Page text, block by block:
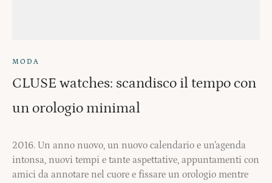
MODA
CLUSE watches: scandisco il tempo con
un orologio minimal
2016. Un anno nuovo, un nuovo calendario e un’agenda
intonsa, nuovi tempi e tante aspettative, appuntamenti con
amici da annotare nel cuore e fissare un orologio mentre